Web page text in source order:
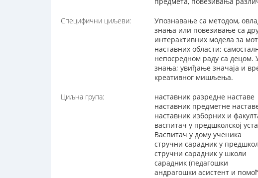
Специфични циљеви:
Упознавање са методом,
знања или повезивање са
интерактивних модела за
наставних области;
непосредном раду са децом.
знања; увиђање значаја и
креативног мишљења.
Циљна група:
наставник разредне наставе
наставник предметне
наставник изборних и
васпитач у предшколској
Васпитач у дому ученика
стручни сарадник у
стручни сарадник у школи
сарадник (педагошки
андрагошки асистент и